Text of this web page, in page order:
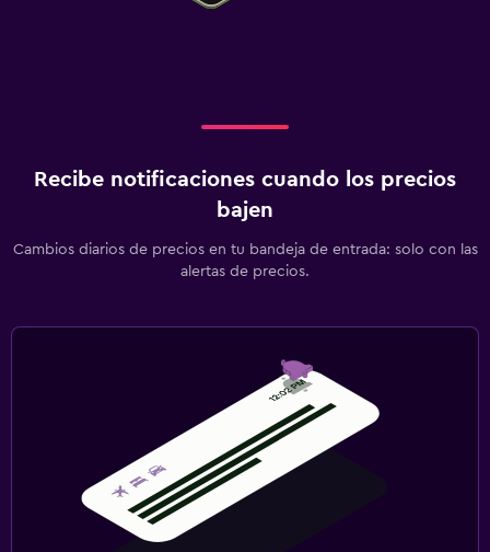
Recibe notificaciones cuando los precios
bajen
Cambios diarios de precios en tu bandeja de entrada: solo con las
alertas de precios.